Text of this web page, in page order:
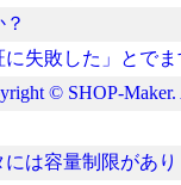
失敗した」とで
© SHOP-
は容量制限があ